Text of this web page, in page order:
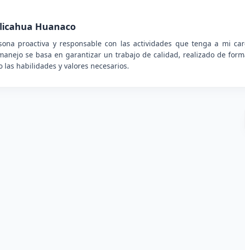
Huanaco
proactiva y responsable con las actividades que tenga a mi
se basa en garantizar un trabajo de calidad, realizado de
las habilidades y valores necesarios.